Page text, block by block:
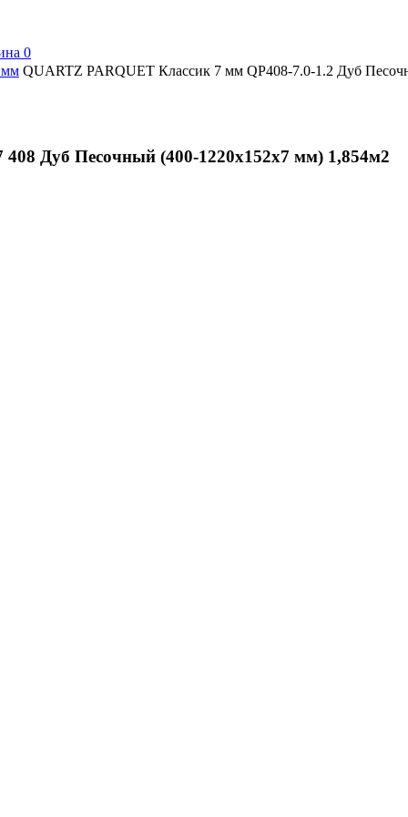
0
мм QUARTZ PARQUET Классик 7 мм QP408-7.0-1.2 Дуб
Дуб Песочный (400-1220х152х7 мм) 1,854м2